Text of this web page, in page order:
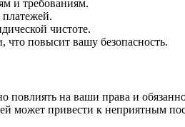
и требованиям.
чистоте.
что повысит вашу безопасность.
повлиять на ваши права и
может привести к неприятным